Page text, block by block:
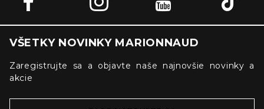
VŠETKY NOVINKY MARIONNAUD
Zaregistrujte sa a objavte naše najnovšie novinky a
akcie